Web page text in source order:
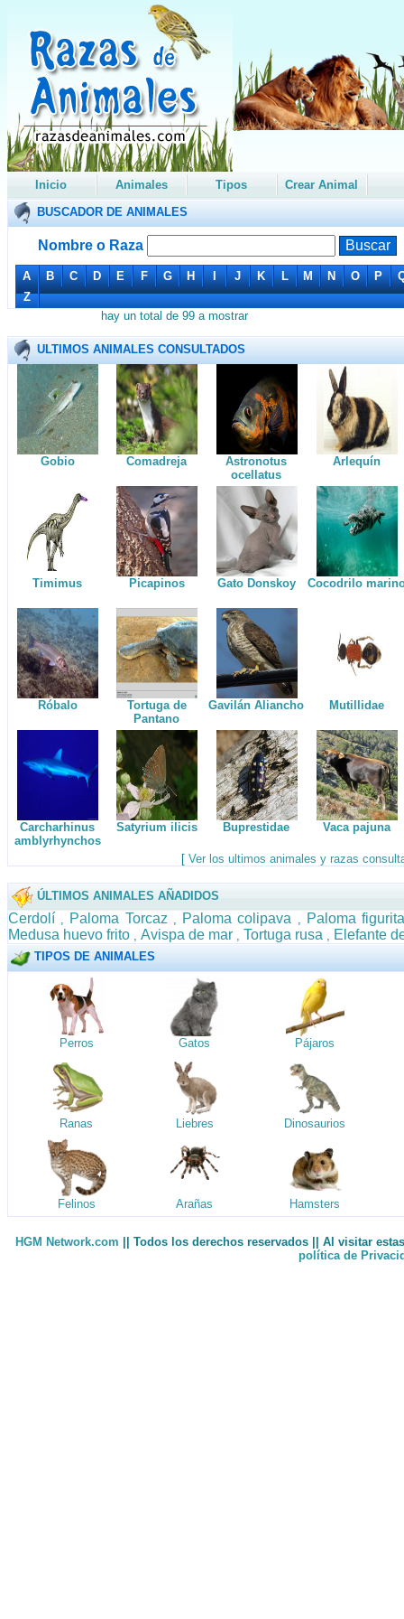
Inicio Animales Tipos Crear Animal
BUSCADOR DE ANIMALES
Nombre o Raza
A B C D E F G H I J K L M N O P
Z
hay un total de 99 a mostrar
ULTIMOS ANIMALES CONSULTADOS
Gobio Comadreja
Astronotus
ocellatus
Arlequín
Timimus Picapinos Gato Donskoy Cocodrilo
Róbalo
Tortuga de
Pantano
Gavilán Aliancho Mutillidae
Carcharhinus
amblyrhynchos
Satyrium ilicis Buprestidae Vaca pajuna
[Ver los ultimos animales y razas
ÚLTIMOS ANIMALES AÑADIDOS
Cerdolí , Paloma Torcaz , Paloma colipava , Paloma
Medusa huevo frito , Avispa de mar , Tortuga rusa , Elefante
TIPOS DE ANIMALES
Perros Gatos Pájaros
Ranas Liebres Dinosaurios
Felinos Arañas Hamsters
HGM Network.com || Todos los derechos reservados || Al visitar
política de